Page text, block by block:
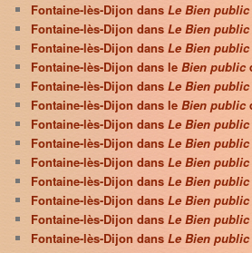
Fontaine-lès-Dijon dansLe Bien public
Fontaine-lès-Dijon dansLe Bien public
Fontaine-lès-Dijon dansLe Bien public
Fontaine-lès-Dijon dans leBien public
Fontaine-lès-Dijon dansLe Bien public
Fontaine-lès-Dijon dans leBien public
Fontaine-lès-Dijon dansLe Bien public
Fontaine-lès-Dijon dansLe Bien public
Fontaine-lès-Dijon dansLe Bien public
Fontaine-lès-Dijon dansLe Bien public
Fontaine-lès-Dijon dansLe Bien public
Fontaine-lès-Dijon dansLe Bien public
Fontaine-lès-Dijon dansLe Bien public